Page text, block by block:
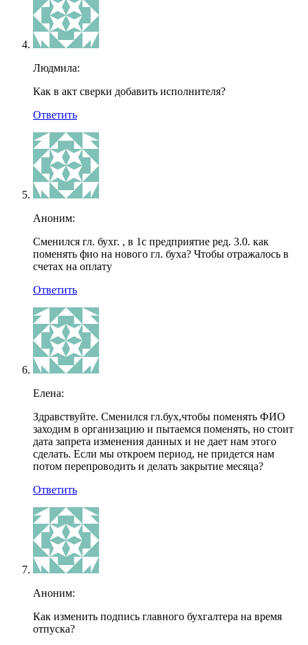
Людмила:
Как в акт сверки добавить исполнителя?
Ответить
Аноним:
Сменился гл. бухг. , в 1с предприятие ред. 3.0. как
поменять фио на нового гл. буха? Чтобы отражалось в
счетах на оплату
Ответить
Елена:
Здравствуйте. Сменился гл.бух,чтобы поменять ФИО
заходим в организацию и пытаемся поменять, но стоит
дата запрета изменения данных и не дает нам этого
сделать. Если мы откроем период, не придется нам
потом перепроводить и делать закрытие месяца?
Ответить
Аноним:
Как изменить подпись главного бухгалтера на время
отпуска?